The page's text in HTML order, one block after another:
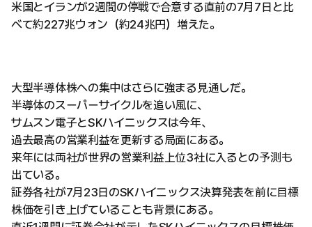
米国とイランが2週間の停戦で合意する直前の7月7日と比
べて約227兆ウォン（約24兆円）増えた。
大型半導体株への集中はさらに強まる見通しだ。
半導体のスーパーサイクルを追い風に、
サムスン電子とSKハイニックスは今年、
過去最高の営業利益を更新する局面にある。
来年には両社が世界の営業利益上位3社に入るとの予測も
出ている。
証券各社が7月23日のSKハイニックス決算発表を前に目標
株価を引き上げていることも背景にある。